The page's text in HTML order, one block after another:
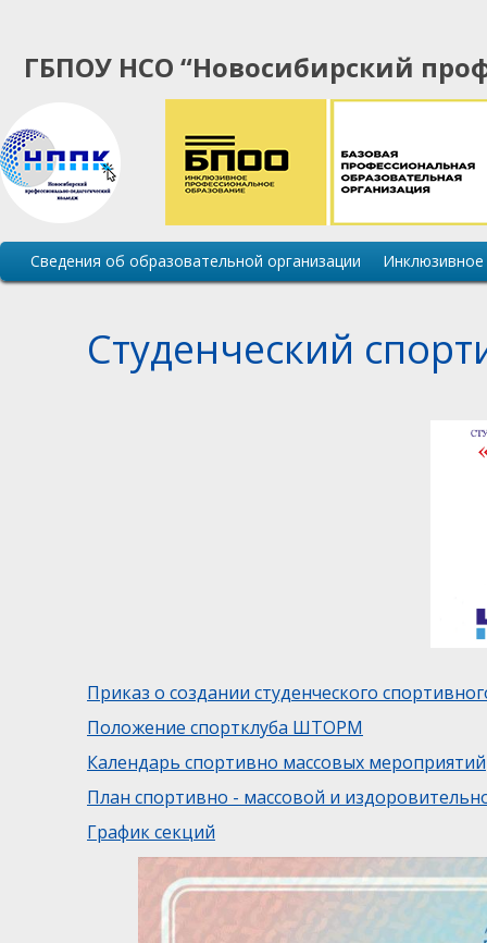
ГБПОУ НСО “Новосибирский
Основная
навигация
Сведения об образовательной организации
Студенческий
Приказ о создании студенческого
Положение спортклуба ШТОРМ
Календарь спортивно массовых мероприятий
План спортивно - массовой и
График секций